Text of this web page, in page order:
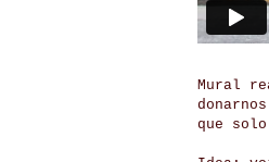
Mural
que